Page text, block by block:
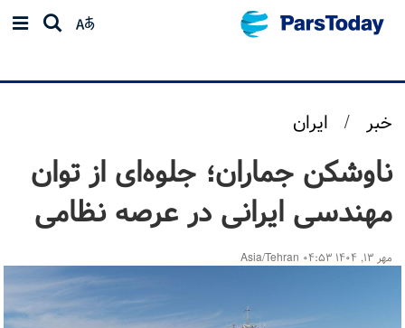
خبر / ایران
ناوشکن جماران؛ جلوه‌ای از توان
مهندسی ایرانی در عرصه نظامی
مهر ۱۳, ۱۴۰۴ ۰۴:۵۳ Asia/Tehran